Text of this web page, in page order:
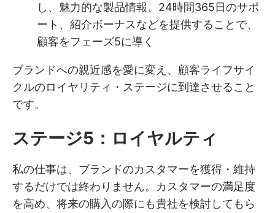
し、魅力的な製品情報、24時間365日のサポ
ート、紹介ボーナスなどを提供することで、
顧客をフェーズ5に導く
ブランドへの親近感を愛に変え、顧客ライフサイ
クルのロイヤリティ・ステージに到達させること
です。
ステージ5：ロイヤルティ
私の仕事は、ブランドのカスタマーを獲得・維持
するだけでは終わりません。カスタマーの満足度
を高め、将来の購入の際にも貴社を検討してもら